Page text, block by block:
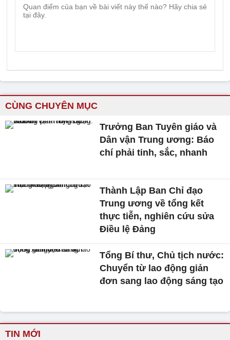
CÙNG CHUYÊN MỤC
Trưởng Ban Tuyên giáo và
Dân vận Trung ương: Báo
chí phải tinh, sắc, nhanh
Thành Lập Ban Chỉ đạo
Trung ương về tổng kết
thực tiễn, nghiên cứu sửa
Điều lệ Đảng
Tổng Bí thư, Chủ tịch nước:
Chuyển từ lao động giản
đơn sang lao động sáng tạo
TIN MỚI